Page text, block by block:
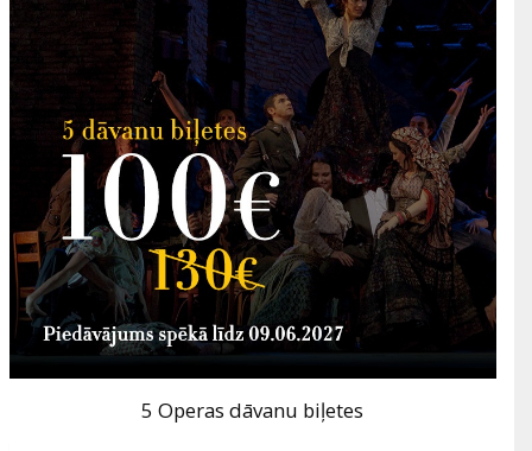
5 Operas dāvanu biļetes